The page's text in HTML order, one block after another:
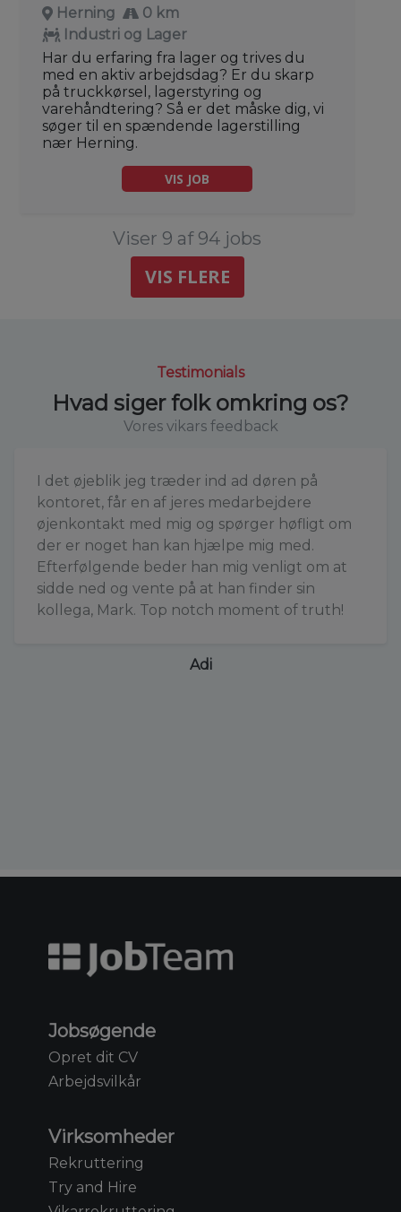
Herning
0 km
Industri og Lager
Har du erfaring fra lager og trives du
med en aktiv arbejdsdag? Er du skarp
på truckkørsel, lagerstyring og
varehåndtering? Så er det måske dig, vi
søger til en spændende lagerstilling
nær Herning.
VIS JOB
Viser 9 af 94 jobs
VIS FLERE
Testimonials
Hvad siger folk omkring os?
Vores vikars feedback
I det øjeblik jeg træder ind ad døren på
kontoret, får en af jeres medarbejdere
øjenkontakt med mig og spørger høfligt om
der er noget han kan hjælpe mig med.
Efterfølgende beder han mig venligt om at
sidde ned og vente på at han finder sin
kollega, Mark. Top notch moment of truth!
Adi
Jobsøgende
Opret dit CV
Arbejdsvilkår
Virksomheder
Rekruttering
Try and Hire